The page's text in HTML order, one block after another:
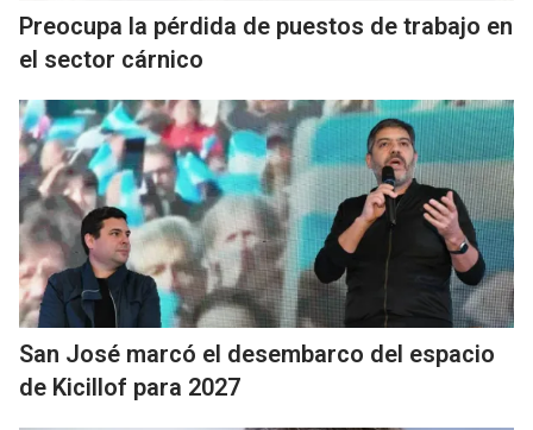
Preocupa la pérdida de puestos de trabajo en
el sector cárnico
San José marcó el desembarco del espacio
de Kicillof para 2027